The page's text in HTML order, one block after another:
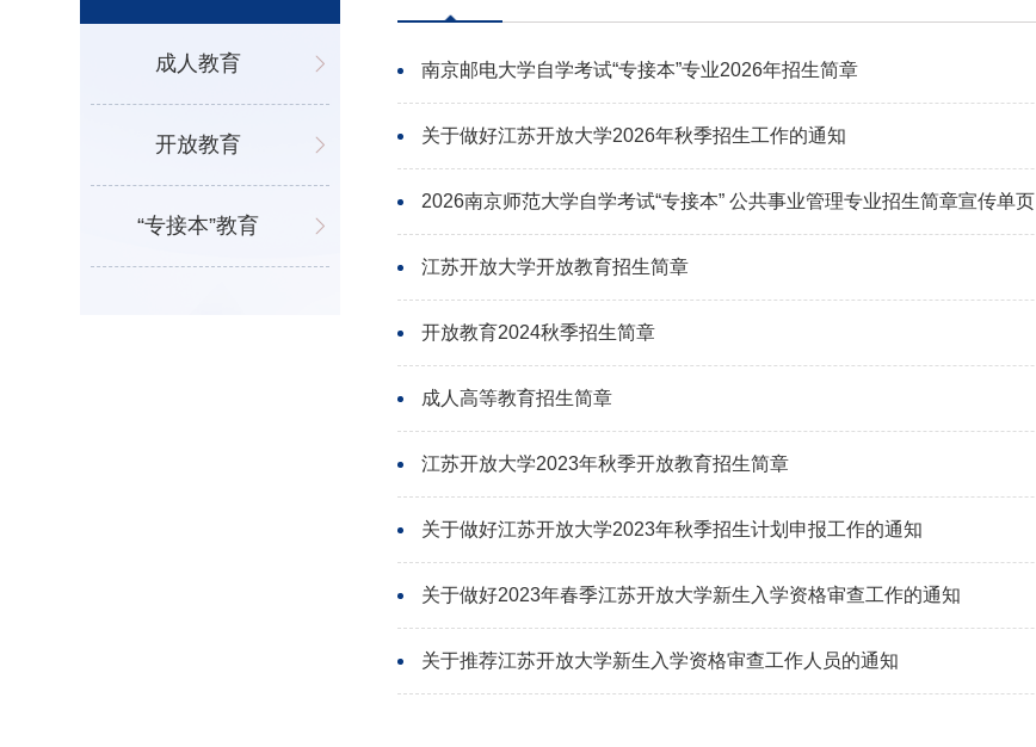
成人教育
开放教育
“专接本”教育
南京邮电大学自学考试“专接本”专业2026年招生简章
关于做好江苏开放大学2026年秋季招生工作的通知
2026南京师范大学自学考试“专接本” 公共事业管理专业招生简章宣传单页
江苏开放大学开放教育招生简章
开放教育2024秋季招生简章
成人高等教育招生简章
江苏开放大学2023年秋季开放教育招生简章
关于做好江苏开放大学2023年秋季招生计划申报工作的通知
关于做好2023年春季江苏开放大学新生入学资格审查工作的通知
关于推荐江苏开放大学新生入学资格审查工作人员的通知